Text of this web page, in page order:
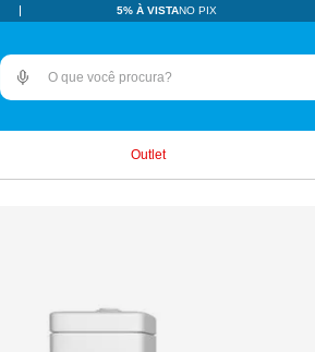
5% À VISTANO PIX
O que você procura?
Outlet